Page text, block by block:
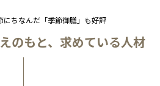
にちなんだ「季節御膳」も好評
のもと、求めている人材